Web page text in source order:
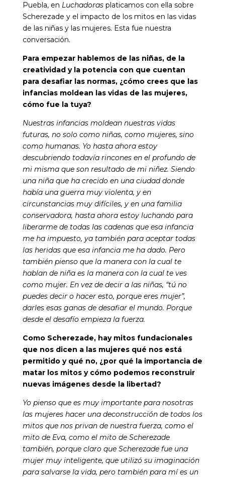
Puebla, en Luchadorasplaticamos con ella sobre
Scherezade y el impacto de los mitos en las vidas
de las niñas y las mujeres. Esta fue nuestra
conversación.
Para empezar hablemos de las niñas, de la
creatividad y la potencia con que cuentan
para desafiar las normas, ¿cómo crees que las
infancias moldean las vidas de las mujeres,
cómo fue la tuya?
Nuestras infancias moldean nuestras vidas
futuras, no solo como niñas, como mujeres, sino
como humanas. Yo hasta ahora estoy
descubriendo todavía rincones en el profundo de
mi misma que son resultado de mi niñez. Siendo
una niña que ha crecido en una ciudad donde
había una guerra muy violenta, y en
circunstancias muy difíciles, y en una familia
conservadora, hasta ahora estoy luchando para
liberarme de todas las cadenas que esa infancia
me ha impuesto, ya también para aceptar todas
las heridas que esa infancia me ha dado. Pero
también pienso que la manera con la cual te
hablan de niña es la manera con la cual te ves
como mujer. En vez de decir a las niñas, “tú no
puedes decir o hacer esto, porque eres mujer”,
darles esas ganas de desafiar el mundo. Porque
desde el desafío empieza la fuerza.
Como Scherezade, hay mitos fundacionales
que nos dicen a las mujeres qué nos está
permitido y qué no, ¿por qué la importancia de
matar los mitos y cómo podemos reconstruir
nuevas imágenes desde la libertad?
Yo pienso que es muy importante para nosotras
las mujeres hacer una deconstrucción de todos los
mitos que nos privan de nuestra fuerza, como el
mito de Eva, como el mito de Scherezade
también, porque claro que Scherezade fue una
mujer muy inteligente, que utilizó su imaginación
para salvarse la vida, pero también para mí es un